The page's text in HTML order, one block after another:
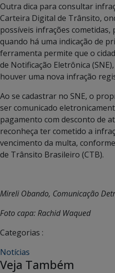
Outra dica para consultar
Carteira Digital de Trânsito,
possíveis infrações
quando há uma indicação de
ferramenta permite que o
de Notificação Eletrônica
houver uma nova infração
Ao se cadastrar no SNE, o
ser comunicado
pagamento com desconto de
reconheça ter cometido a
vencimento da multa,
de Trânsito Brasileiro (CTB).
Mireli Obando, Comunicação
Foto capa: Rachid Waqued
Categorias :
Notícias
Veja Também